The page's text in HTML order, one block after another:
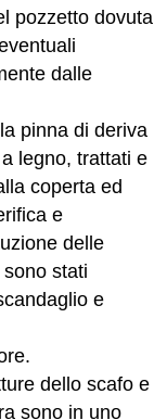
pozzetto dovuta
dalle
pinna di deriva
legno, trattati e
coperta ed
e
delle
stati
e
dello scafo e
sono in uno